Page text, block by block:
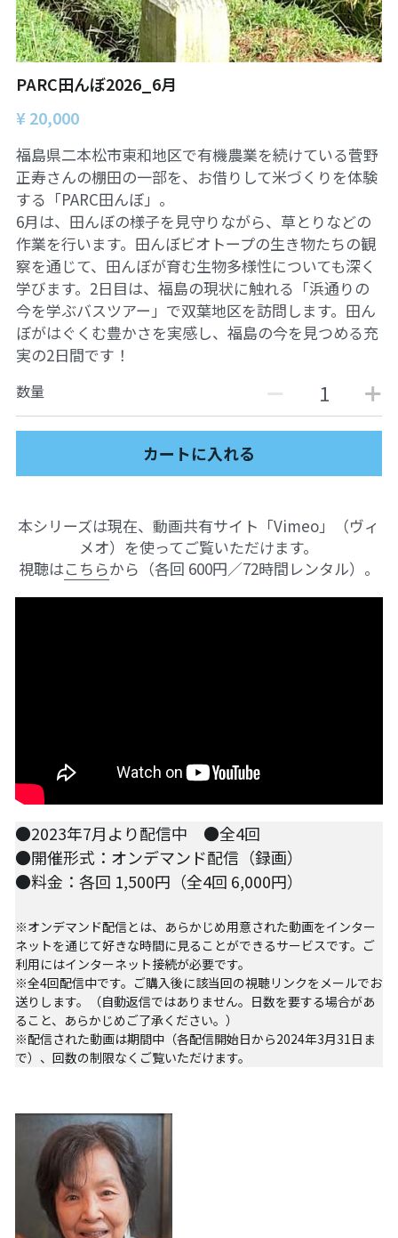
PARC田んぼ2026_6月
¥ 20,000
福島県二本松市東和地区で有機農業を続けている菅野
正寿さんの棚田の一部を、お借りして米づくりを体験
する「PARC田んぼ」。
6月は、田んぼの様子を見守りながら、草とりなどの
作業を行います。田んぼビオトープの生き物たちの観
察を通じて、田んぼが育む生物多様性についても深く
学びます。2日目は、福島の現状に触れる「浜通りの
今を学ぶバスツアー」で双葉地区を訪問します。田ん
ぼがはぐくむ豊かさを実感し、福島の今を見つめる充
実の2日間です！
数量
カートに入れる
本シリーズは現在、動画共有サイト「Vimeo」（ヴィ
メオ）を使ってご覧いただけます。
視聴はこちらから（各回 600円／72時間レンタル）。
●2023年7月より配信中　●全4回
●開催形式：オンデマンド配信（録画）
●料金：各回 1,500円（全4回 6,000円）
※オンデマンド配信とは、あらかじめ用意された動画をインター
ネットを通じて好きな時間に見ることができるサービスです。ご
利用にはインターネット接続が必要です。
※全4回配信中です。ご購入後に該当回の視聴リンクをメールでお
送りします。（自動返信ではありません。日数を要する場合があ
ること、あらかじめご了承ください。）
※配信された動画は期間中（各配信開始日から2024年3月31日ま
で）、回数の制限なくご覧いただけます。
10鎌田講座
09世界ニュース
09世界ニュース
08ルイースの英会話
07英文精読
06それぞれのアイヌ語を受け継ぐ
05コモンズとしての食
04ガンジー読書会
03パレスチナ問題
01フィアレス・シティ2024
奥間さん勉強会2024
アート